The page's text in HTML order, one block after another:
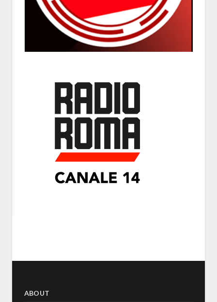
ABOUT